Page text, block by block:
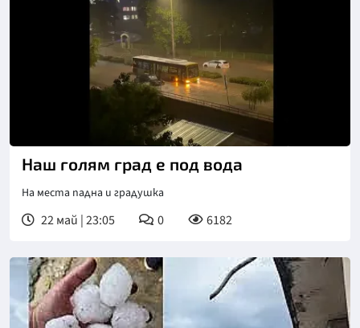
Наш голям град е под вода
На места падна и градушка
22 май | 23:05 0 6182